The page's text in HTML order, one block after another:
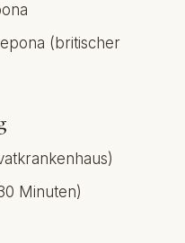
(britischer
Minuten)